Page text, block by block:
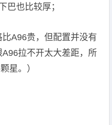
巴也比较厚；
A96贵，但配置并没有
拉不开太大差距，所
星。）